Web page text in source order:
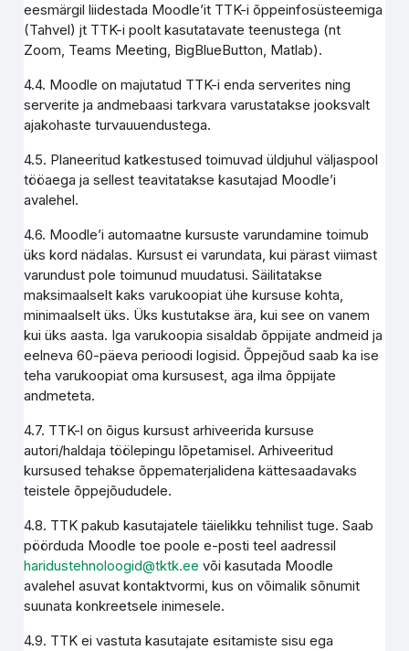
eesmärgil liidestada Moodle’it TTK-i õppeinfosüsteemiga
(Tahvel) jt TTK-i poolt kasutatavate teenustega (nt
Zoom, Teams Meeting, BigBlueButton, Matlab).
4.4. Moodle on majutatud TTK-i enda serverites ning
serverite ja andmebaasi tarkvara varustatakse jooksvalt
ajakohaste turvauuendustega.
4.5. Planeeritud katkestused toimuvad üldjuhul väljaspool
tööaega ja sellest teavitatakse kasutajad Moodle’i
avalehel.
4.6. Moodle’i automaatne kursuste varundamine toimub
üks kord nädalas. Kursust ei varundata, kui pärast viimast
varundust pole toimunud muudatusi. Säilitatakse
maksimaalselt kaks varukoopiat ühe kursuse kohta,
minimaalselt üks. Üks kustutakse ära, kui see on vanem
kui üks aasta. Iga varukoopia sisaldab õppijate andmeid ja
eelneva 60-päeva perioodi logisid. Õppejõud saab ka ise
teha varukoopiat oma kursusest, aga ilma õppijate
andmeteta.
4.7. TTK-l on õigus kursust arhiveerida kursuse
autori/haldaja töölepingu lõpetamisel. Arhiveeritud
kursused tehakse õppematerjalidena kättesaadavaks
teistele õppejõududele.
4.8. TTK pakub kasutajatele täielikku tehnilist tuge. Saab
pöörduda Moodle toe poole e-posti teel aadressil
haridustehnoloogid@tktk.ee või kasutada Moodle
avalehel asuvat kontaktvormi, kus on võimalik sõnumit
suunata konkreetsele inimesele.
4.9. TTK ei vastuta kasutajate esitamiste sisu ega